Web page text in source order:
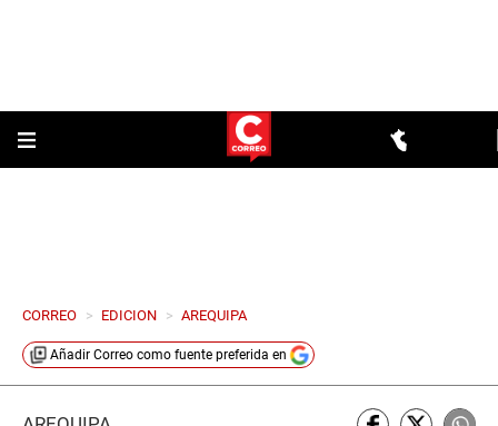
CORREO > EDICION > AREQUIPA
Añadir Correo como fuente preferida en